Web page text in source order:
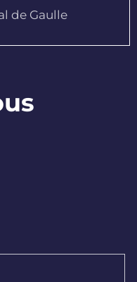
de Gaulle